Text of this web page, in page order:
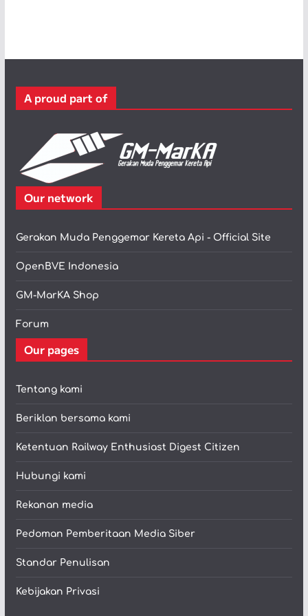
r
A proud part of
Our network
Gerakan Muda Penggemar Kereta Api - Official Site
OpenBVE Indonesia
GM-MarKA Shop
Forum
Our pages
Tentang kami
Beriklan bersama kami
Ketentuan Railway Enthusiast Digest Citizen
Hubungi kami
Rekanan media
Pedoman Pemberitaan Media Siber
Standar Penulisan
Kebijakan Privasi